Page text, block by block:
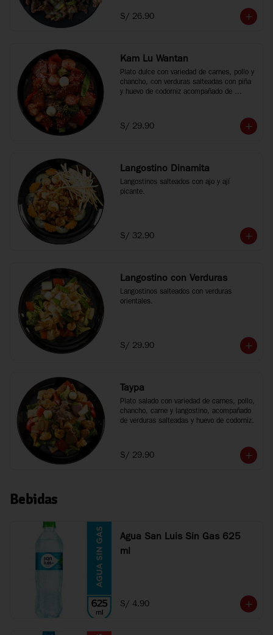
S/ 26.90
Kam Lu Wantan
Plato dulce con variedad de carnes, pollo y
chancho, con verduras salteadas con piña
y huevo de codorniz acompañado de
S/ 29.90
Langostino Dinamita
Langostinos salteados con ajo y ají
picante.
S/ 32.90
Langostino con Verduras
Langostinos salteados con verduras
orientales.
S/ 29.90
Taypa
Plato salado con variedad de carnes, pollo,
chancho, carne y langostino, acompañado
de verduras salteadas y huevo de codorniz.
S/ 29.90
Bebidas
Agua San Luis Sin Gas 625
ml
S/ 4.90